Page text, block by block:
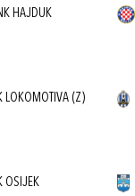
HAJDUK
LOKOMOTIVA (Z)
OSIJEK